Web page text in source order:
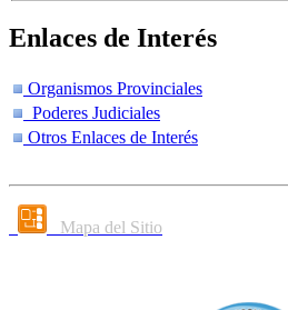
Enlaces de Interés
Organismos Provinciales
Poderes Judiciales
Otros Enlaces de Interés
Mapa del Sitio